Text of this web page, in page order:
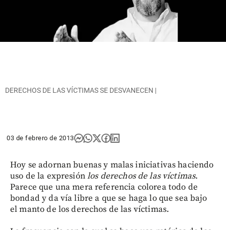
DERECHOS DE LAS VÍCTIMAS SE DESVANECEN |
03 de febrero de 2013
Hoy se adornan buenas y malas iniciativas haciendo
uso de la expresiónlos derechos de las víctimas.
Parece que una mera referencia colorea todo de
bondad y da vía libre a que se haga lo que sea bajo
el manto de los derechos de las víctimas.